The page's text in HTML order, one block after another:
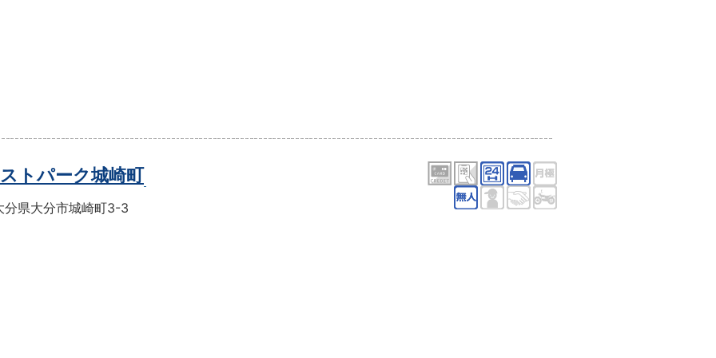
トパーク城崎町
分県大分市城崎町3-3